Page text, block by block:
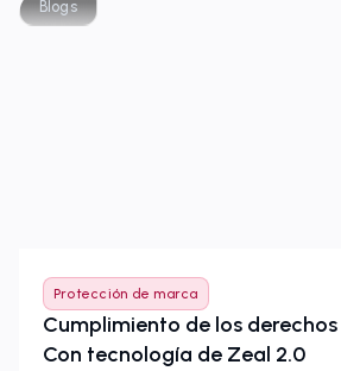
Blogs
Protección de marca
Cumplimiento de los
Con tecnología de Zeal 2.0